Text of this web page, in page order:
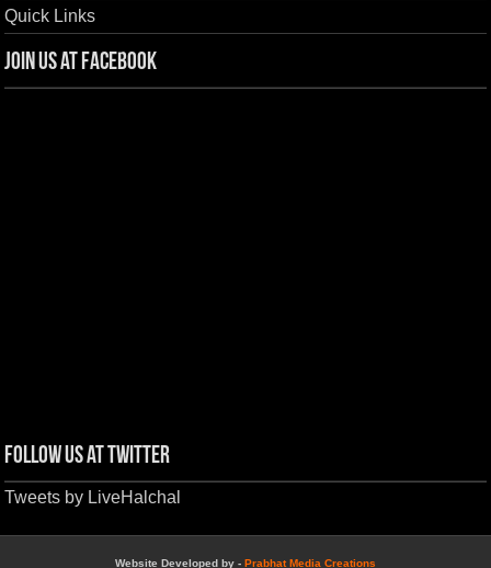
Quick Links
Join us at Facebook
Follow us at Twitter
Tweets by LiveHalchal
Website Developed by - Prabhat Media Creations